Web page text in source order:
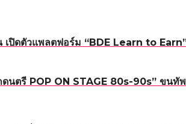
ดตัวแพลตฟอร์ม “BDE Learn to Earn”
รี POP ON STAGE 80s-90s” ขนทัพ